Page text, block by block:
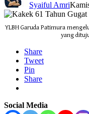
Syaiful Amri
YLBH Garuda Patimura
yang
Share
Tweet
Pin
Share
Social Media